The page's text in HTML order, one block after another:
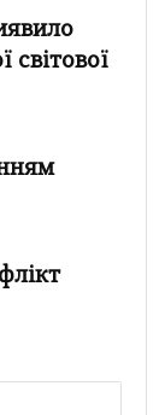
світової